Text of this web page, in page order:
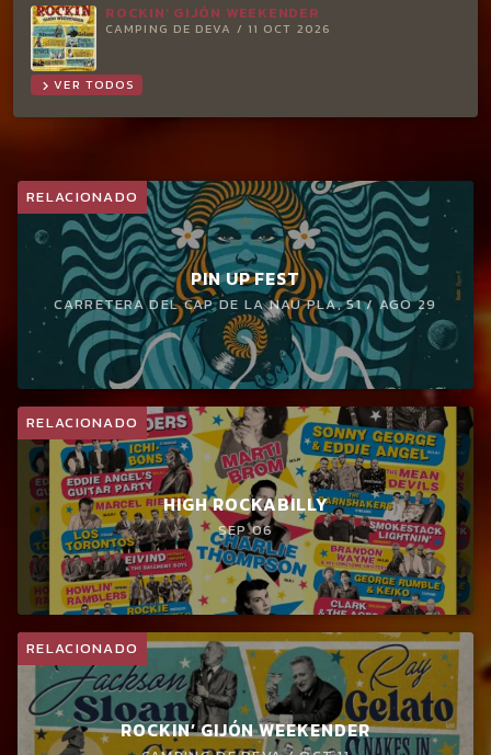
ROCKIN’ GIJÓN WEEKENDER
CAMPING DE DEVA / 11 OCT 2026
chevron_rightVER TODOS
RELACIONADO
PIN UP FEST
CARRETERA DEL CAP DE LA NAU PLA, 51 / AGO 29
RELACIONADO
HIGH ROCKABILLY
SEP 06
RELACIONADO
ROCKIN’ GIJÓN WEEKENDER